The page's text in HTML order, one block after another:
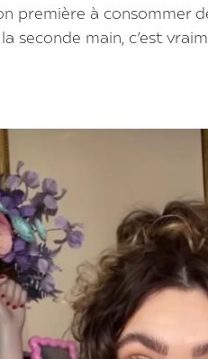
première à consommer
seconde main, c’est